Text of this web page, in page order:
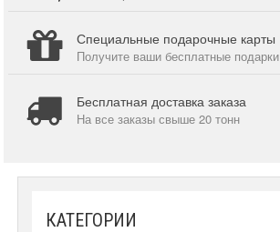
Специальные подарочные карты
Получите ваши бесплатные подарки
Бесплатная доставка заказа
На все заказы свыше 20 тонн
КАТЕГОРИИ